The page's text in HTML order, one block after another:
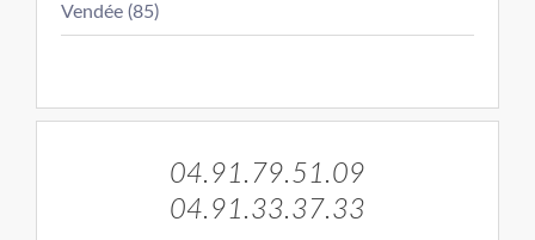
Vendée (85)
04.91.79.51.09
04.91.33.37.33